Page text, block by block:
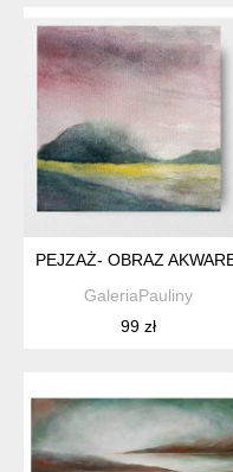
PEJZAŻ- OBRAZ
GaleriaPauliny
99 zł